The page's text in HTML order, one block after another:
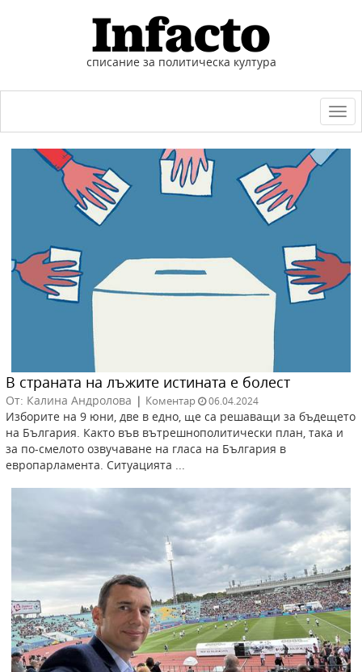
списание за политическа култура
В страната на лъжите истината е болест
От: Калина Андролова | Коментар 06.04.2024
Изборите на 9 юни, две в едно, ще са решаващи за бъдещето
на България. Както във вътрешнополитически план, така и
за по-смелото озвучаване на гласа на България в
европарламента. Ситуацията ...